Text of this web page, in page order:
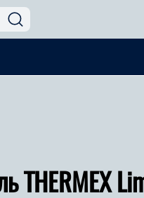
THERMEX